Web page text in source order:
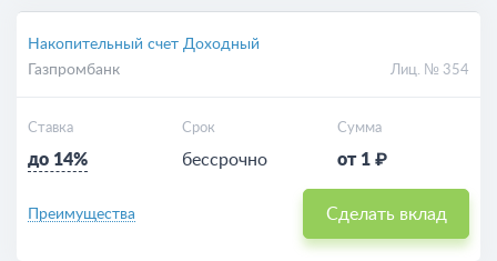
Накопительный счет Доходный
Газпромбанк
Лиц. № 354
Ставка
до 14%
Срок
бессрочно
Сумма
от 1 ₽
Преимущества Сделать вклад